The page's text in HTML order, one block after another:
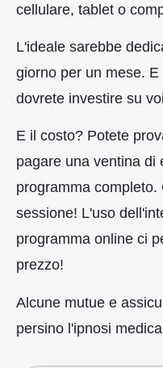
cellulare, tablet o
L'ideale sarebbe
giorno per un mese.
dovrete investire su
E il costo? Potete
pagare una ventina di
programma
sessione! L'uso
programma online ci
prezzo!
Alcune mutue e
persino l'ipnosi